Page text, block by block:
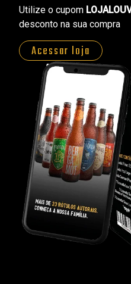
Utilize o cupom
desconto na sua compra
Acessar loja